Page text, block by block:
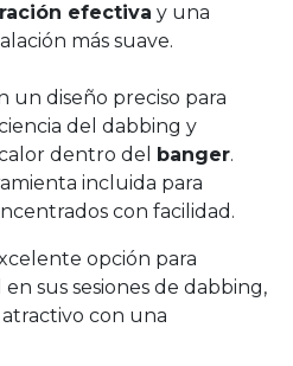
efectiva y una
más suave.
un diseño preciso para
del dabbing y
dentro del
banger.
incluida para
con facilidad.
opción para
sus sesiones de dabbing,
con una